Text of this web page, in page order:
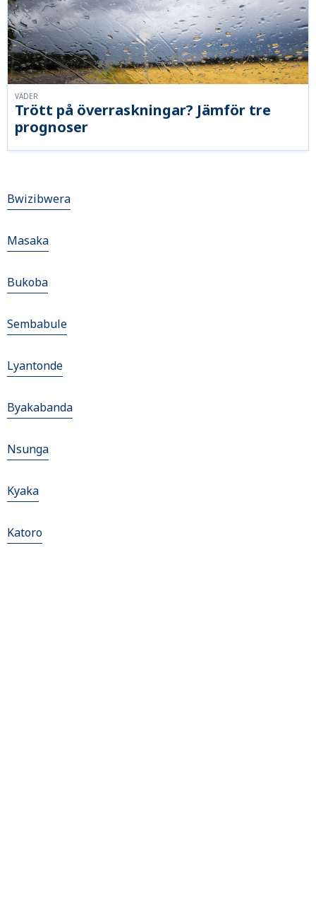
Trött på överraskningar? Jämför tre
prognoser
VÄDER
Bwizibwera
Masaka
Bukoba
Sembabule
Lyantonde
Byakabanda
Nsunga
Kyaka
Katoro